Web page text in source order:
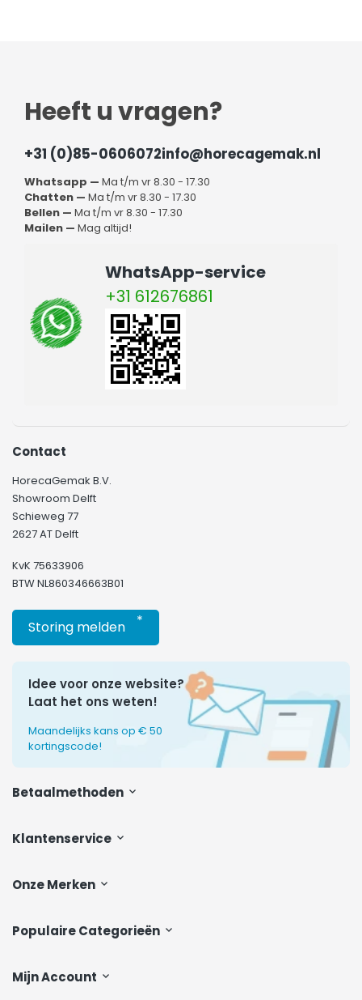
Heeft u vragen?
+31 (0)85-0606072info@horecagemak.nl
Whatsapp — Ma t/m vr 8.30 - 17.30
Chatten — Ma t/m vr 8.30 - 17.30
Bellen — Ma t/m vr 8.30 - 17.30
Mailen — Mag altijd!
WhatsApp-service
+31 612676861
Klantenservice
Onze Merken
Populaire Categorieën
Mijn Account
Contact
HorecaGemak B.V.
Showroom Delft
Schieweg 77
2627 AT Delft
KvK 75633906
BTW NL860346663B01
Storing melden *
Idee voor onze website?
Laat het ons weten!
Maandelijks kans op € 50
kortingscode!
Betaalmethoden